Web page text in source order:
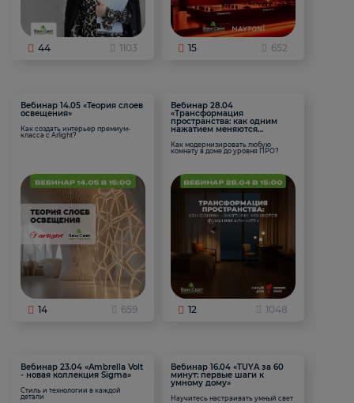
44 1103 15 652
Вебинар 14.05 «Теория слоев
освещения»
Как создать интерьер премиум-
класса с Arlight?
14 659
Вебинар 28.04
«Трансформация
пространства: как одним
нажатием меняются
Как модернизировать любую
комнату в доме до уровня ПРО?
12 1048
Вебинар 23.04 «Ambrella Volt
- новая коллекция Sigma»
Стиль и технологии в каждой
детали
Вебинар 16.04 «TUYA за 60
минут: первые шаги к
умному дому»
Научитесь настраивать умный свет